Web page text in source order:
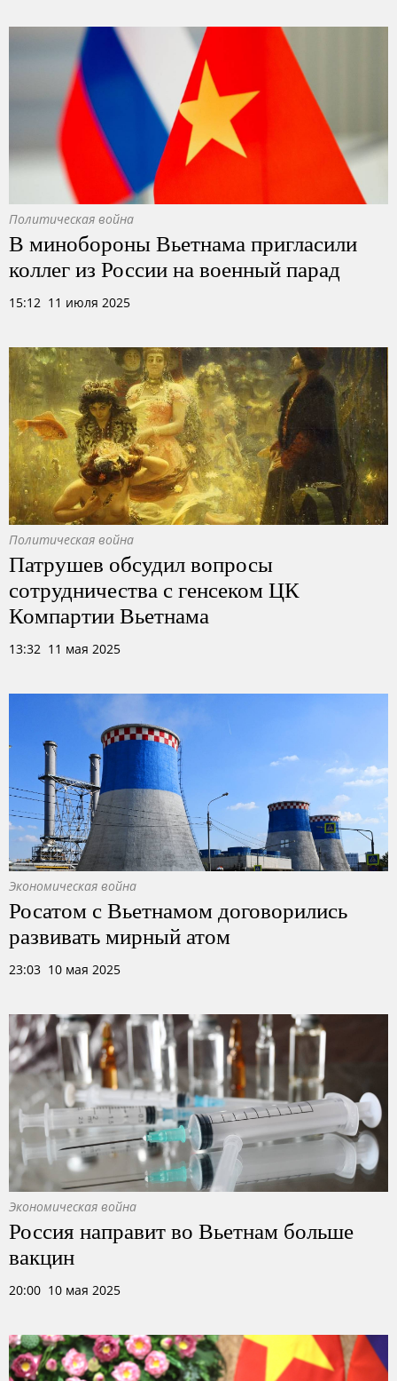
Политическая война
В минобороны Вьетнама пригласили
коллег из России на военный парад
15:12 11 июля 2025
Политическая война
Патрушев обсудил вопросы
сотрудничества с генсеком ЦК
Компартии Вьетнама
13:32 11 мая 2025
Экономическая война
Росатом с Вьетнамом договорились
развивать мирный атом
23:03 10 мая 2025
Экономическая война
Россия направит во Вьетнам больше
вакцин
20:00 10 мая 2025